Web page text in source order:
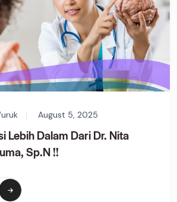
August 5, 2025
Lebih Dalam Dari Dr. Nita
Sp.N !!